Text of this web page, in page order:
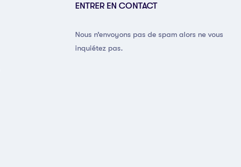
ENTRER EN CONTACT
Nous n’envoyons pas de spam alors ne vous
inquiétez pas.